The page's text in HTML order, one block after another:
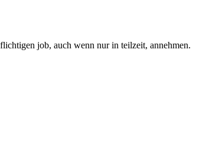
job, auch wenn nur in teilzeit, annehmen.